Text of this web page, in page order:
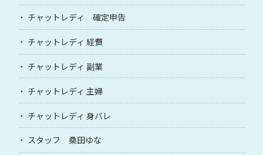
チャットレディ 確定申告
チャットレディ 経費
チャットレディ 副業
チャットレディ 主婦
チャットレディ 身バレ
スタッフ 桑田ゆな